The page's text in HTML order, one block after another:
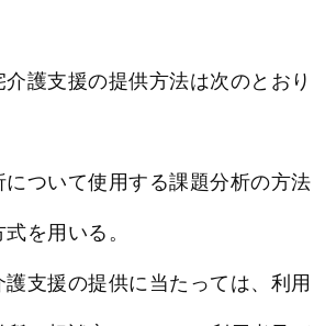
護支援の提供方法は次のとおり
ついて使用する課題分析の方法
を用いる。
支援の提供に当たっては、利用